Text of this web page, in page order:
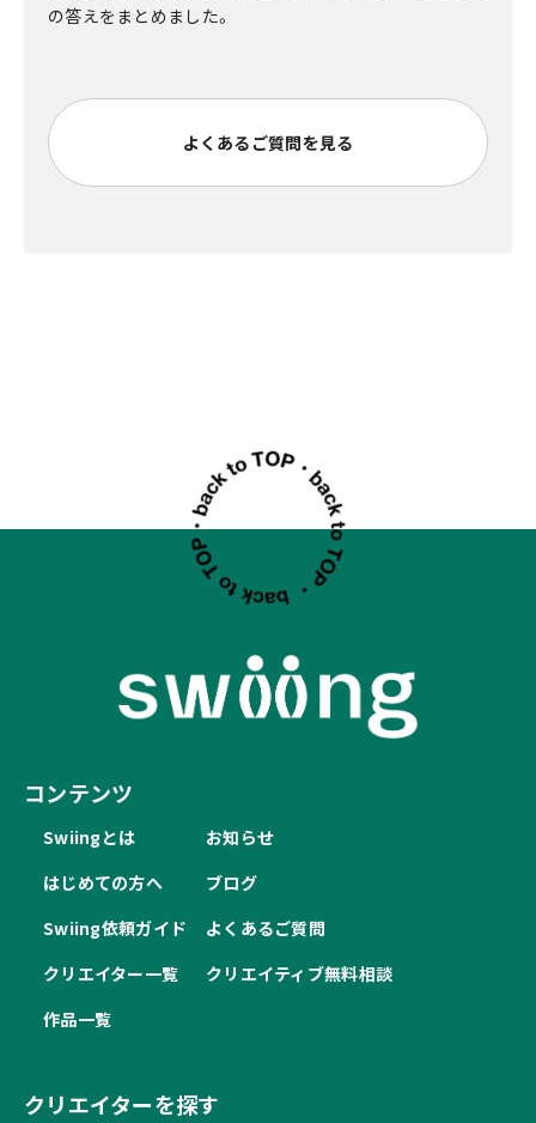
の答えをまとめました。
よくあるご質問を見る
コンテンツ
Swiingとは
はじめての方へ
Swiing依頼ガイド
クリエイター一覧
作品一覧
お知らせ
ブログ
よくあるご質問
クリエイティブ無料相談
クリエイターを探す